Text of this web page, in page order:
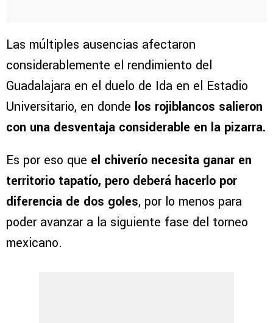
Las múltiples ausencias afectaron
considerablemente el rendimiento del
Guadalajara en el duelo de Ida en el Estadio
Universitario, en donde los rojiblancos salieron
con una desventaja considerable en la pizarra.
Es por eso que el chiverío necesita ganar en
territorio tapatío, pero deberá hacerlo por
diferencia de dos goles, por lo menos para
poder avanzar a la siguiente fase del torneo
mexicano.